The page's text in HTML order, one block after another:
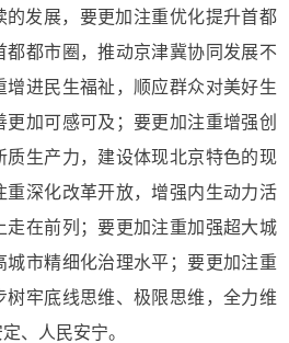
的发展，要更加注重优化提升首都
都都市圈，推动京津冀协同发展不
增进民生福祉，顺应群众对美好生
加可感可及；要更加注重增强创
质生产力，建设体现北京特色的现
重深化改革开放，增强内生动力活
走在前列；要更加注重加强超大城
城市精细化治理水平；要更加注重
树牢底线思维、极限思维，全力维
、人民安宁。